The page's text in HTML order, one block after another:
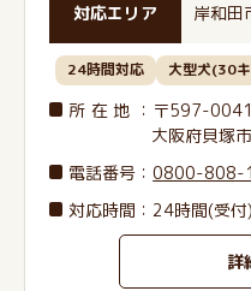
対応エリア 岸和田
24時間対応 大型犬(30
所在地 ：〒597-0041
大阪府貝塚
電話番号 ：0800-808-
対応時間：24時間(受付)
詳